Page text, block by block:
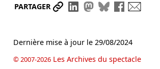
PARTAGER Partager le lien
Partager sur
Partager sur
Partager
Dernière mise à jour le 29/08/2024
© 2007-2026Les Archives du spectacle